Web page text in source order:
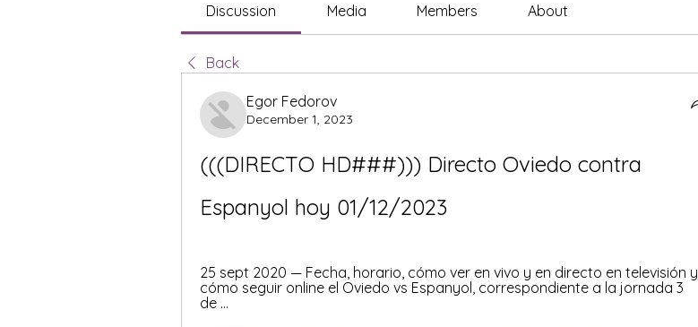
Discussion Media Members About
Back
Egor Fedorov
December 1, 2023
(((DIRECTO HD###))) Directo Oviedo contra
Espanyol hoy 01/12/2023
25 sept 2020 — Fecha, horario, cómo ver en vivo y en directo en televisión y
cómo seguir online el Oviedo vs Espanyol, correspondiente a la jornada 3
de ...